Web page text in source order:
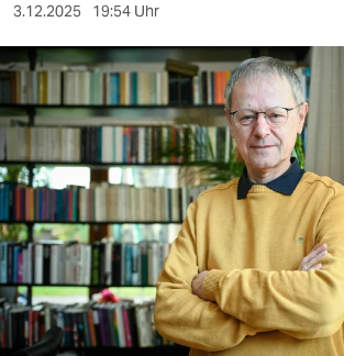
berlin
nord
wahrheit
verlag
verlag
veranstaltungen
shop
fragen & hilfe
3.12.2025 19:54 Uhr